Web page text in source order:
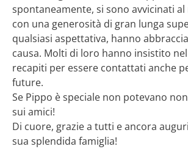
spontaneamente, si sono avvicinati
con una generosità di gran lunga
qualsiasi aspettativa, hanno
causa. Molti di loro hanno insistito
recapiti per essere contattati anche
future.
Se Pippo è speciale non potevano
sui amici!
Di cuore, grazie a tutti e ancora
sua splendida famiglia!